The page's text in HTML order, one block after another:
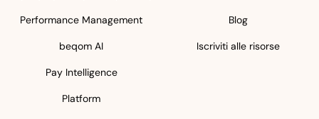
Performance Management
beqom AI
Pay Intelligence
Platform
Blog
Iscriviti alle risorse